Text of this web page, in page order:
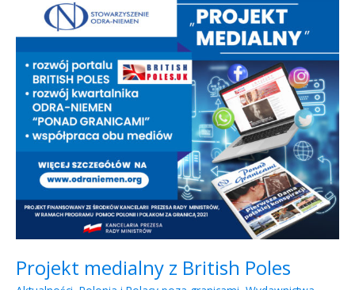
Projekt medialny z British Poles
medialny
British
Poles